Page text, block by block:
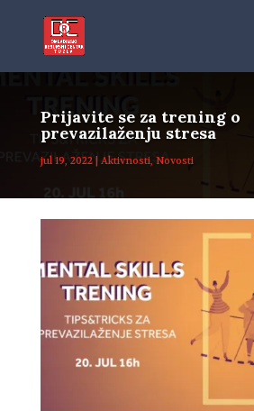
Prijavite se za trening o
prevazilaženju stresa
jul 19, 2022| Aktivnosti, Novosti